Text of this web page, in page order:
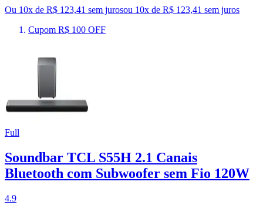
Ou 10x de R$ 123,41 sem jurosou 10x de R$ 123,41 sem juros
Cupom R$ 100 OFF
Full
Soundbar TCL S55H 2.1 Canais
Bluetooth com Subwoofer sem Fio 120W
4.9